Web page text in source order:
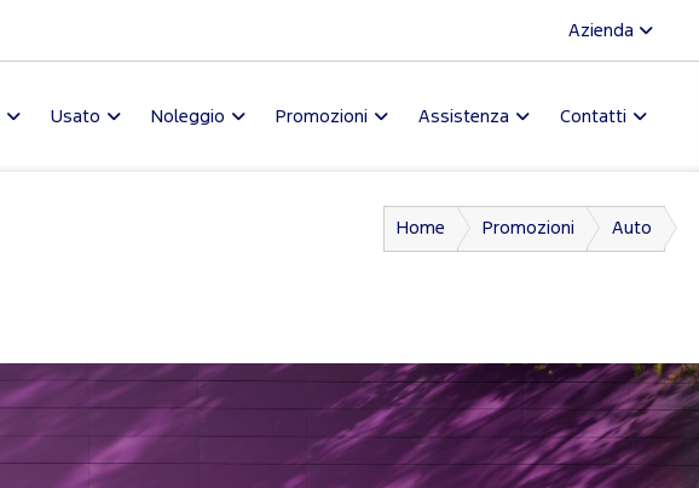
Azienda
Usato Noleggio Promozioni Assistenza Contatti
Home Promozioni Auto